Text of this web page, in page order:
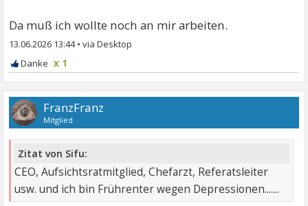
Da muß ich wollte noch an mir arbeiten.
13.06.2026 13:44•
x 1
FranzFranz
Mitglied
Zitat von Sifu:
CEO, Aufsichtsratmitglied, Chefarzt, Referatsleiter
usw. und ich bin Frührenter wegen Depressionen.......